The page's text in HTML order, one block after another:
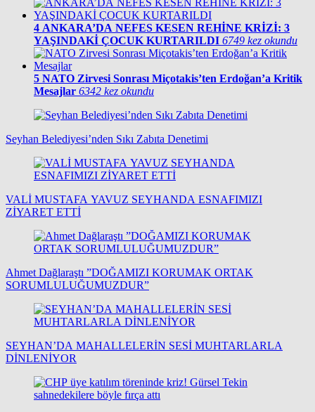
4 ANKARA’DA NEFES KESEN REHİNE KRİZİ: 3
YAŞINDAKİ ÇOCUK KURTARILDI 6749 kez okundu
5 NATO Zirvesi Sonrası Miçotakis’ten Erdoğan’a Kritik
Mesajlar 6342 kez okundu
Seyhan Belediyesi’nden Sıkı Zabıta Denetimi
VALİ MUSTAFA YAVUZ SEYHANDA ESNAFIMIZI
ZİYARET ETTİ
Ahmet Dağlaraştı ”DOĞAMIZI KORUMAK ORTAK
SORUMLULUĞUMUZDUR”
SEYHAN’DA MAHALLELERİN SESİ MUHTARLARLA
DİNLENİYOR